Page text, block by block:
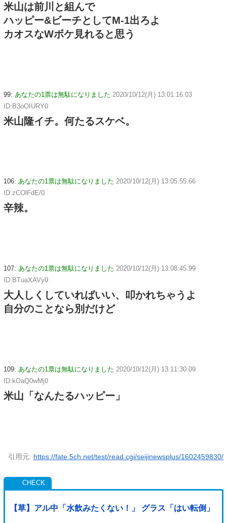
米山は前川と組んで
ハッピー&ビーチとしてM-1出ろよ
カオスなWボケ見れると思う
99: あなたの1票は無駄になりました 2020/10/12(月) 13:01:16.03
ID:B3oOIURY0
米山隆イチ。何たるスケベ。
106: あなたの1票は無駄になりました 2020/10/12(月) 13:05:55.66
ID:zCOlFdE/0
辛辣。
107: あなたの1票は無駄になりました 2020/10/12(月) 13:08:45.99
ID:BTuaXAVy0
大人しくしていればいい、叩かれちゃうよ
自分のことなら別だけど
109: あなたの1票は無駄になりました 2020/10/12(月) 13:11:30.09
ID:kOaQ0wMj0
米山「なんたるハッピー」
引用元: https://fate.5ch.net/test/read.cgi/seijinewsplus/1602459830/
【草】アル中「水飲みたくない！」 グラス「はい転倒」